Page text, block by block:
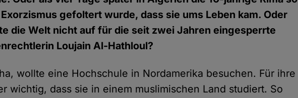
gefoltert wurde, dass sie ums Leben kam. Oder
die Welt nicht auf für die seit zwei Jahren eingesperrte
Loujain Al-Hathloul?
wollte eine Hochschule in Nordamerika besuchen. Für ihre
wichtig, dass sie in einem muslimischen Land studiert. So